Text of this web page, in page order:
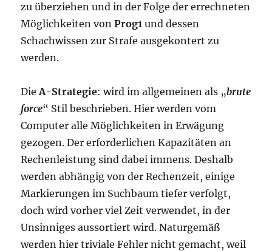
zu überziehen und in der Folge der errechneten
Möglichkeiten vonProg1und dessen
Schachwissen zur Strafe ausgekontert zu
werden.
DieA-Strategie: wird im allgemeinen als „brute
force“ Stil beschrieben. Hier werden vom
Computer alle Möglichkeiten in Erwägung
gezogen. Der erforderlichen Kapazitäten an
Rechenleistung sind dabei immens. Deshalb
werden abhängig von der Rechenzeit, einige
Markierungen im Suchbaum tiefer verfolgt,
doch wird vorher viel Zeit verwendet, in der
Unsinniges aussortiert wird. Naturgemäß
werden hier triviale Fehler nicht gemacht, weil